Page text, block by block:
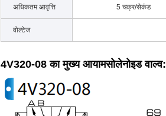
अधिकतम आवृत्ति 5 चक्र/सेकंड
वोल्टेज
4V320-08 का मुख्य आयामसोलेनोइड वाल्व: